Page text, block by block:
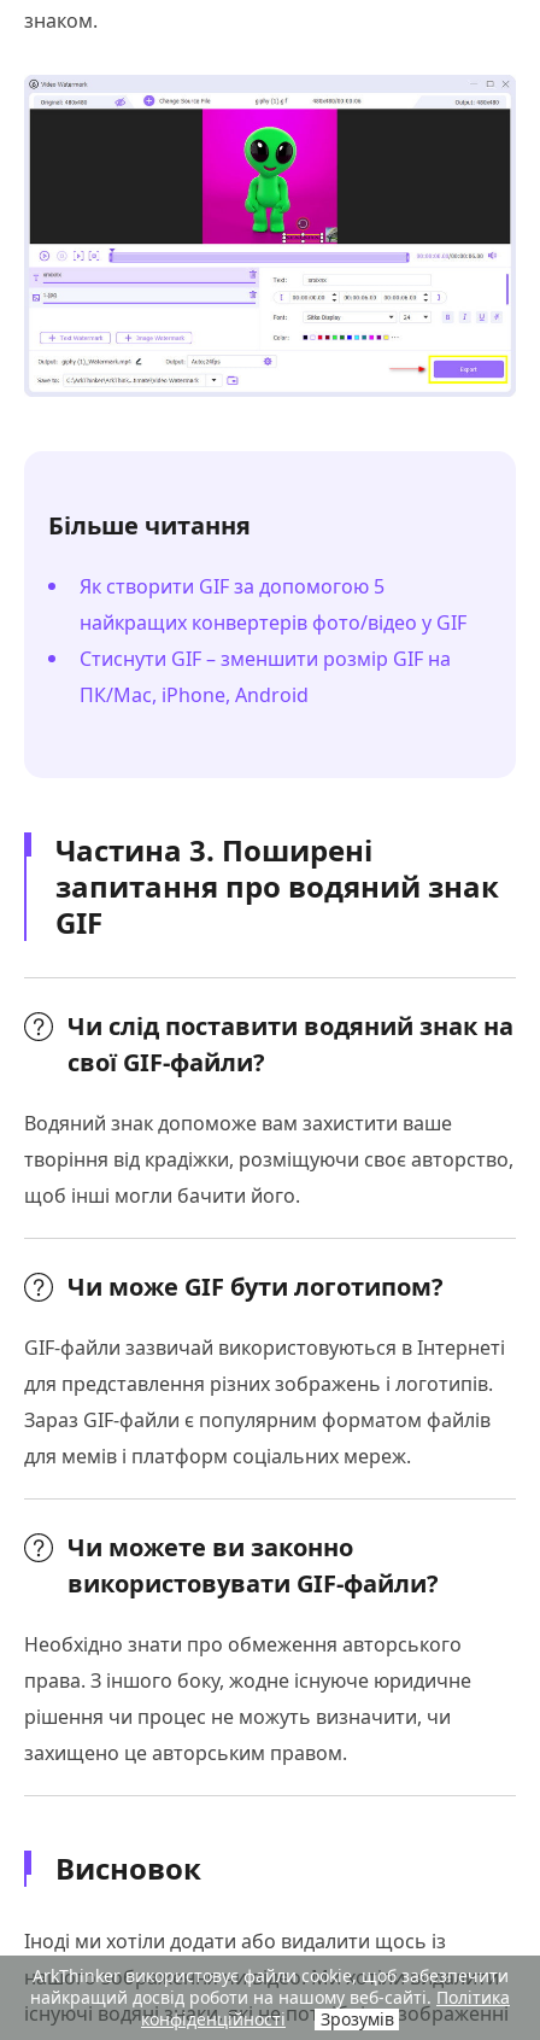
знаком.
Більше читання
Як створити GIF за допомогою 5
найкращих конвертерів фото/відео у GIF
Стиснути GIF – зменшити розмір GIF на
ПК/Mac, iPhone, Android
Частина 3. Поширені
запитання про водяний знак
GIF
Чи слід поставити водяний знак на
свої GIF-файли?
Водяний знак допоможе вам захистити ваше
творіння від крадіжки, розміщуючи своє авторство,
щоб інші могли бачити його.
Чи може GIF бути логотипом?
GIF-файли зазвичай використовуються в Інтернеті
для представлення різних зображень і логотипів.
Зараз GIF-файли є популярним форматом файлів
для мемів і платформ соціальних мереж.
Чи можете ви законно
використовувати GIF-файли?
Необхідно знати про обмеження авторського
права. З іншого боку, жодне існуюче юридичне
рішення чи процес не можуть визначити, чи
захищено це авторським правом.
Висновок
Іноді ми хотіли додати або видалити щось із
нашого зображення чи відео. Ми хотіли видалити
існуючі водяні знаки, які не потрібні на зображенні
ArkThinker використовує файли cookie, щоб забезпечити
найкращий досвід роботи на нашому веб-сайті. Політика
конфіденційності
Зрозумів